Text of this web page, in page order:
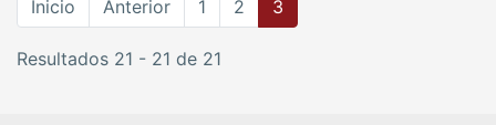
Inicio
Anterior 1 2 3
Resultados 21 - 21 de 21